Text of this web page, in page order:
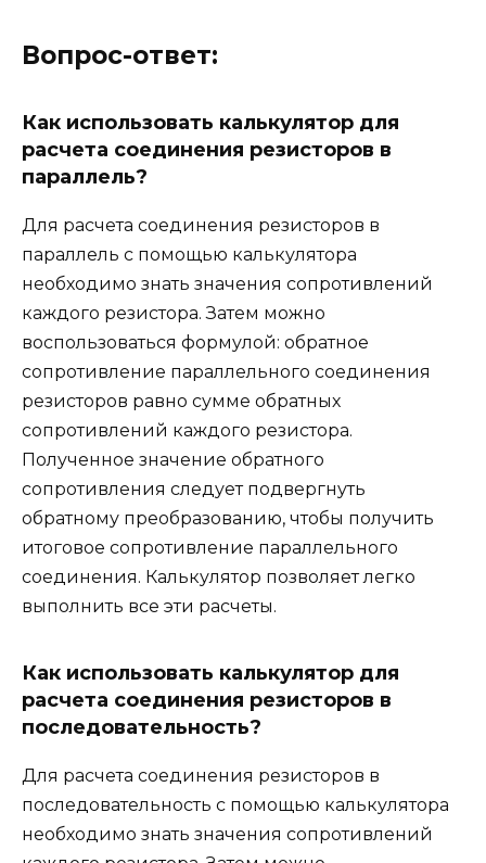
Вопрос-ответ:
Как использовать калькулятор для
расчета соединения резисторов в
параллель?
Для расчета соединения резисторов в
параллель с помощью калькулятора
необходимо знать значения сопротивлений
каждого резистора. Затем можно
воспользоваться формулой: обратное
сопротивление параллельного соединения
резисторов равно сумме обратных
сопротивлений каждого резистора.
Полученное значение обратного
сопротивления следует подвергнуть
обратному преобразованию, чтобы получить
итоговое сопротивление параллельного
соединения. Калькулятор позволяет легко
выполнить все эти расчеты.
Как использовать калькулятор для
расчета соединения резисторов в
последовательность?
Для расчета соединения резисторов в
последовательность с помощью калькулятора
необходимо знать значения сопротивлений